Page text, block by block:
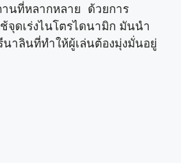
านที่หลากหลาย ด้วยการ
จุดเร่งไนโตรไดนามิก มันนำ
นาลินที่ทำให้ผู้เล่นต้องมุ่งมั่นอยู่